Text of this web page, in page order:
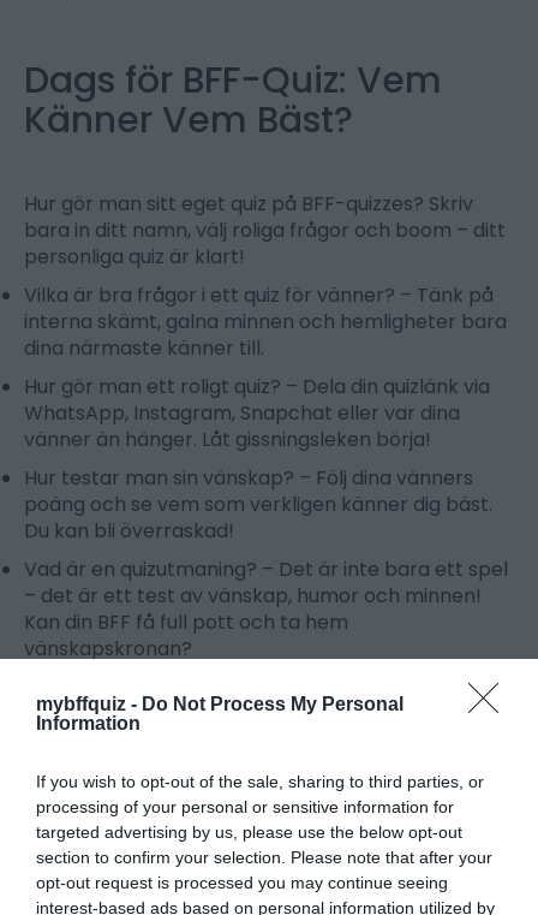
mybffquiz - Do Not Process My Personal
Information
If you wish to opt-out of the sale, sharing to third parties, or
processing of your personal or sensitive information for
targeted advertising by us, please use the below opt-out
section to confirm your selection. Please note that after your
opt-out request is processed you may continue seeing
interest-based ads based on personal information utilized by
Dags för BFF-Quiz: Vem
Känner Vem Bäst?
Hur gör man sitt eget quiz på BFF-quizzes? Skriv
bara in ditt namn, välj roliga frågor och boom – ditt
personliga quiz är klart!
Vilka är bra frågor i ett quiz för vänner? – Tänk på
interna skämt, galna minnen och hemligheter bara
dina närmaste känner till.
Hur gör man ett roligt quiz? – Dela din quizlänk via
WhatsApp, Instagram, Snapchat eller var dina
vänner än hänger. Låt gissningsleken börja!
Hur testar man sin vänskap? – Följ dina vänners
poäng och se vem som verkligen känner dig bäst.
Du kan bli överraskad!
Vad är en quizutmaning? – Det är inte bara ett spel
– det är ett test av vänskap, humor och minnen!
Kan din BFF få full pott och ta hem
vänskapskronan?
Vänskapsquiz under 2025 är det bästa sättet att
skratta, knyta band och skapa oförglömliga
Gör Ditt Vänskapsquiz
Ännu Roligare – Så Här